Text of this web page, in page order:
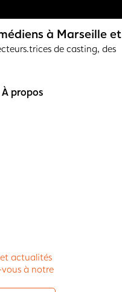
à Marseille
de casting, des
À propos
actualités
à notre